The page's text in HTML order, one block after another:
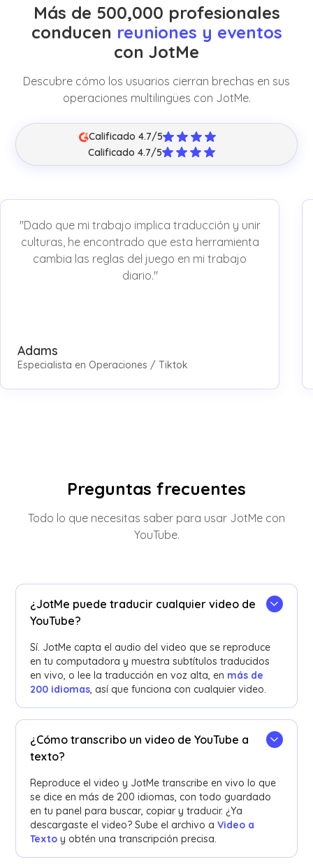
Más de 500,000 profesionales
conducen reuniones y eventos
con JotMe
Descubre cómo los usuarios cierran brechas en sus
operaciones multilingües con JotMe.
Calificado 4.7/5
Calificado 4.7/5
"Dado que mi trabajo implica traducción y unir
culturas, he encontrado que esta herramienta
cambia las reglas del juego en mi trabajo
diario."
Adams
Especialista en Operaciones / Tiktok
Preguntas frecuentes
Todo lo que necesitas saber para usar JotMe con
YouTube.
¿JotMe puede traducir cualquier video de
YouTube?
Sí. JotMe capta el audio del video que se reproduce
en tu computadora y muestra subtítulos traducidos
en vivo, o lee la traducción en voz alta, en más de
200 idiomas, así que funciona con cualquier video.
¿Cómo transcribo un video de YouTube a
texto?
Reproduce el video y JotMe transcribe en vivo lo que
se dice en más de 200 idiomas, con todo guardado
en tu panel para buscar, copiar y traducir. ¿Ya
descargaste el video? Sube el archivo aVideo a
Texto y obtén una transcripción precisa.